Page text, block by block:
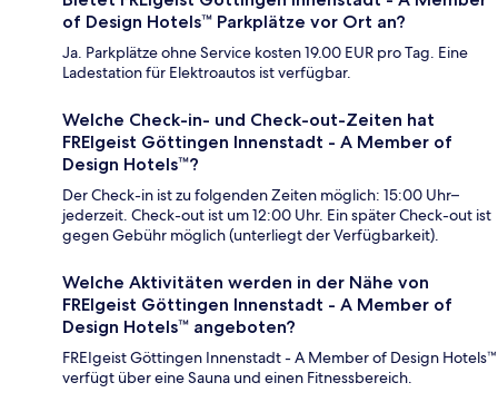
of Design Hotels™ Parkplätze vor Ort an?
Ja. Parkplätze ohne Service kosten 19.00 EUR pro Tag. Eine
Ladestation für Elektroautos ist verfügbar.
Welche Check-in- und Check-out-Zeiten hat
FREIgeist Göttingen Innenstadt - A Member of
Design Hotels™?
Der Check-in ist zu folgenden Zeiten möglich: 15:00 Uhr–
jederzeit. Check-out ist um 12:00 Uhr. Ein später Check-out ist
gegen Gebühr möglich (unterliegt der Verfügbarkeit).
Welche Aktivitäten werden in der Nähe von
FREIgeist Göttingen Innenstadt - A Member of
Design Hotels™ angeboten?
FREIgeist Göttingen Innenstadt - A Member of Design Hotels™
verfügt über eine Sauna und einen Fitnessbereich.